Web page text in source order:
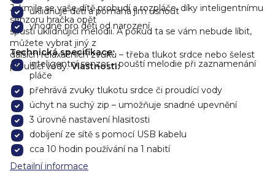
Jakmile se vaše dítě probudí a rozpláče, díky inteligentnímu
senzoru hračka opět
spustí uklidňující melodii. A pokud ta se vám nebude líbit,
můžete vybrat jiný z
dalších relaxačních zvuků – třeba tlukot srdce nebo šelest
proudící vody. Vlastnosti:
uklidňuje děti a pomáhá jim usnout
vhodné pro děti od narození
Technická specifikace:
inteligentní senzor – pouští melodie při zaznamenání
pláče
přehrává zvuky tlukotu srdce či proudící vody
úchyt na suchý zip – umožňuje snadné upevnění
3 úrovně nastavení hlasitosti
dobíjení ze sítě s pomocí USB kabelu
cca 10 hodin používání na 1 nabití
Detailní informace